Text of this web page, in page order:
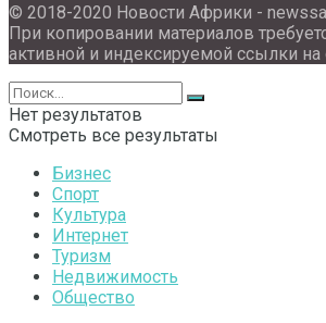
© 2018-2020 Новости Африки -
При копировании материалов
активной и индексируемой ссылки на
Нет результатов
Смотреть все результаты
Бизнес
Спорт
Культура
Интернет
Туризм
Недвижимость
Общество